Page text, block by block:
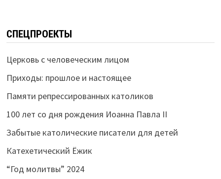
СПЕЦПРОЕКТЫ
Церковь с человеческим лицом
Приходы: прошлое и настоящее
Памяти репрессированных католиков
100 лет со дня рождения Иоанна Павла II
Забытые католические писатели для детей
Катехетический Ёжик
“Год молитвы” 2024